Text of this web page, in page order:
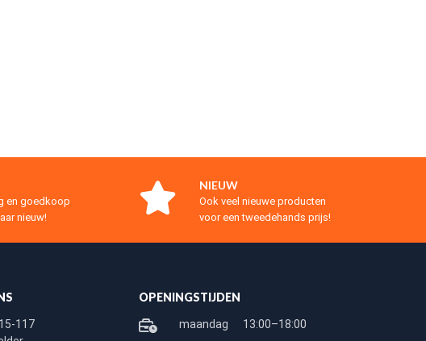
en goedkoop
nieuw!
NIEUW
Ook veel nieuwe producten
voor een tweedehands prijs!
117
OPENINGSTIJDEN
maandag 13:00–18:00